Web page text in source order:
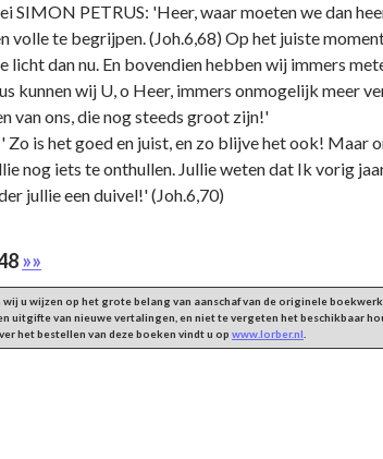
SIMON PETRUS: 'Heer, waar moeten we dan
volle te begrijpen. (Joh.6,68) Op het juiste
licht dan nu. En bovendien hebben wij immers
kunnen wij U, o Heer, immers onmogelijk meer
van ons, die nog steeds groot zijn!'
Zo is het goed en juist, en zo blijve het ook! Maar
nog iets te onthullen. Jullie weten dat Ik vorig
jullie een duivel!' (Joh.6,70)
»»
u wijzen op het grote belang van aanschaf van de originele
uitgifte van nieuwe vertalingen, en niet te vergeten het beschikbaar
het bestellen van deze boeken vindt u op www.lorber.nl